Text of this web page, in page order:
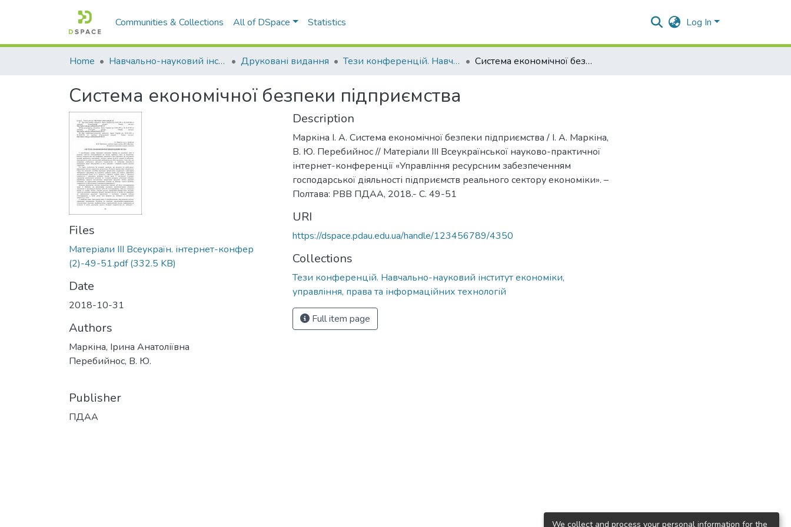
Communities & Collections All of DSpace Statistics Log In
Home Навчально-науковий інститут економіки, управління, права та інформаційних технологій Друковані видання Тези конференцій. Навчально-науковий інститут економіки, управління, права та інформаційних технологій Система економічної безпеки підприємства
Система економічної безпеки підприємства
Files
Матеріали ІІІ Всеукраїн. інтернет-конфер
(2)-49-51.pdf(332.5 KB)
Date
2018-10-31
Authors
Маркіна, Ірина Анатоліївна
Перебийнос, В. Ю.
Publisher
ПДАА
Description
Маркіна І. А. Система економічної безпеки підприємства / І. А. Маркіна,
В. Ю. Перебийнос // Матеріали ІІІ Всеукраїнської науково-практичної
інтернет-конференції «Управління ресурсним забезпеченням
господарської діяльності підприємств реального сектору економіки». –
Полтава: РВВ ПДАА, 2018.- С. 49-51
URI
https://dspace.pdau.edu.ua/handle/123456789/4350
Collections
Тези конференцій. Навчально-науковий інститут економіки,
управління, права та інформаційних технологій
Full item page
We collect and process your personal information for the